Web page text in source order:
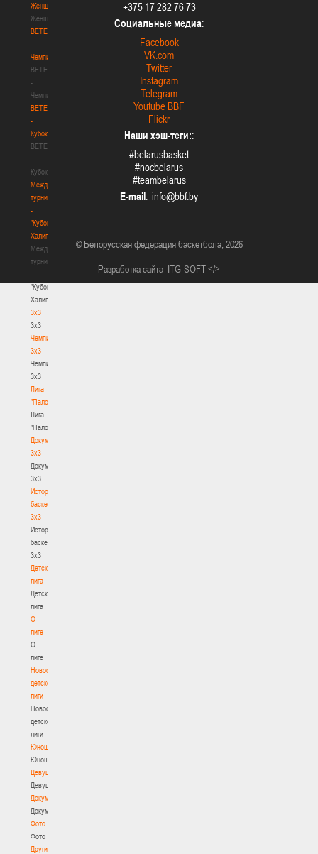
Женщины
Женщины
BETERA
-
Чемпионат
BETERA
-
Чемпионат
BETERA
-
Кубок
BETERA
-
Кубок
Международный
турнир
-
"Кубок
Халипского"
Международный
турнир
-
"Кубок
Халипского"
3x3
3x3
Чемпионат
3х3
Чемпионат
3х3
Лига
"Палова"
Лига
"Палова"
Документы
3х3
Документы
3х3
История
баскетбола
3х3
История
баскетбола
3х3
Детская
лига
Детская
лига
О
лиге
О
лиге
Новости
детской
лиги
Новости
детской
лиги
Юноши
Юноши
Девушки
Девушки
Документы
Документы
Фото
Фото
Другие
+375 17 282 76 73
Социальные медиа:
Facebook
VK.com
Twitter
Instagram
Telegram
Youtube BBF
Flickr
Наши хэш-теги::
#belarusbasket
#nocbelarus
#teambelarus
E-mail:
© Белорусская федерация баскетбола, 2026
Разработка сайта ITG-SOFT </>